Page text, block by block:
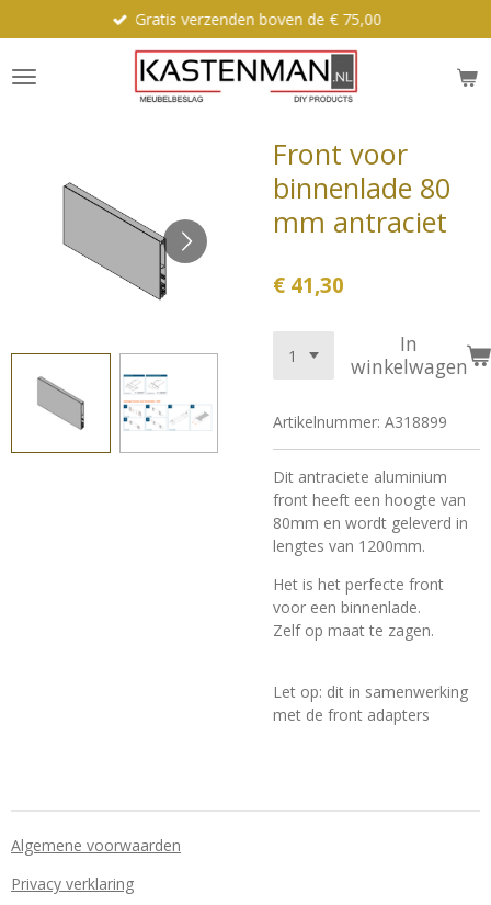
direct
naar
de
Gratis verzenden boven de € 75,00
Front voor
binnenlade 80
mm antraciet
€ 41,30
In
winkelwagen
Artikelnummer: A318899
Dit antraciete aluminium
front heeft een hoogte van
80mm en wordt geleverd in
lengtes van 1200mm.
Het is het perfecte front
voor een binnenlade.
Zelf op maat te zagen.
Let op: dit in samenwerking
met de front adapters
Algemene voorwaarden
Privacy verklaring